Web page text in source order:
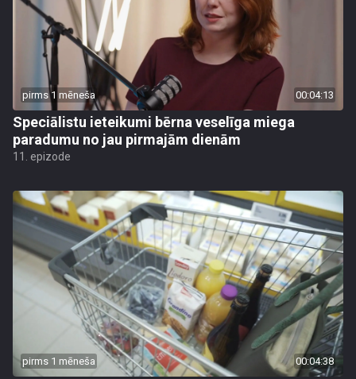
pirms 1 mēneša 00:04:13
Speciālistu ieteikumi bērna veselīga miega
paradumu no jau pirmajām dienām
11. epizode
pirms 1 mēneša 00:04:38